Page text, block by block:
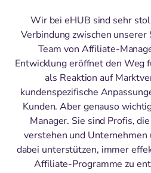
Wir bei eHUB sind sehr
Verbindung zwischen
Team von Affiliate-
Entwicklung eröffnet den Weg
als Reaktion auf
kundenspezifische
Kunden. Aber genauso
Manager. Sie sind Profis,
verstehen und
dabei unterstützen, immer
Affiliate-Programme zu